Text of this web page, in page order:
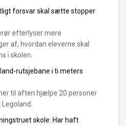
forsvar skal sætte stopper
efterlyser mere
af, hvordan eleverne skal
i skolen.
rutsjebane i ti meters
til aften hjælpe 20 personer
skole: Har haft